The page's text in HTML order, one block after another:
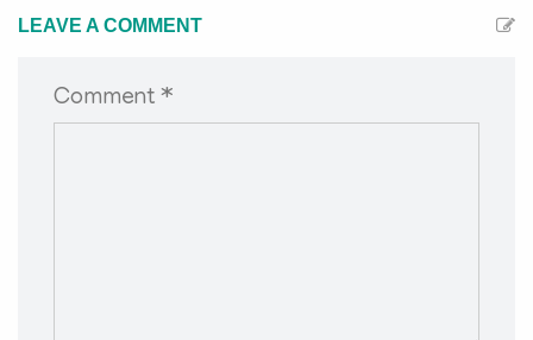
LEAVE A COMMENT
Comment *